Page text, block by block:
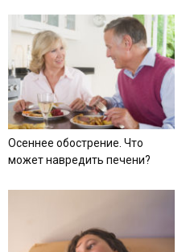
Осеннее обострение. Что
может навредить печени?